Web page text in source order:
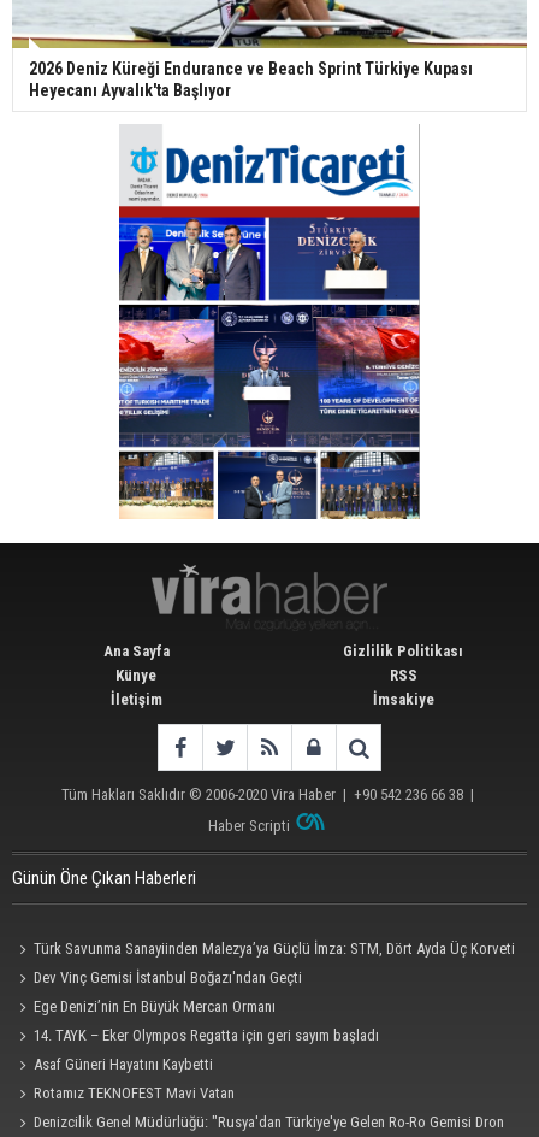
2026 Deniz Küreği Endurance ve Beach Sprint Türkiye Kupası
Heyecanı Ayvalık'ta Başlıyor
Ana Sayfa
Künye
İletişim
Gizlilik Politikası
RSS
İmsakiye
Tüm Hakları Saklıdır © 2006-2020 Vira Haber | +90 542 236 66 38 |
Haber Scripti
Günün Öne Çıkan Haberleri
Türk Savunma Sanayiinden Malezya’ya Güçlü İmza: STM, Dört Ayda Üç Korveti
Denize İndirdi
Dev Vinç Gemisi İstanbul Boğazı'ndan Geçti
Ege Denizi’nin En Büyük Mercan Ormanı
14. TAYK – Eker Olympos Regatta için geri sayım başladı
Asaf Güneri Hayatını Kaybetti
Rotamız TEKNOFEST Mavi Vatan
Denizcilik Genel Müdürlüğü: "Rusya'dan Türkiye'ye Gelen Ro-Ro Gemisi Dron